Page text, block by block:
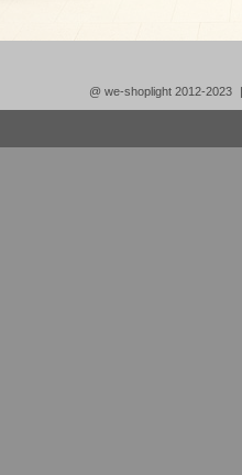
@ we-shoplight 2012-2023